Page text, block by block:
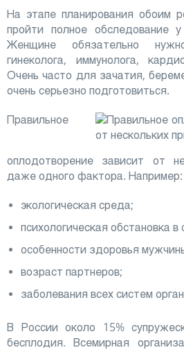
На этапе планирования обоим
пройти полное обследование у
Женщине обязательно
гинеколога, иммунолога,
Очень часто для зачатия,
очень серьезно подготовиться.
Правильное
оплодотворение зависит от
даже одного фактора. Например:
экологическая среда;
психологическая обстановка в
особенности здоровья
возраст партнеров;
заболевания всех систем
В России около 15%
бесплодия. Всемирная